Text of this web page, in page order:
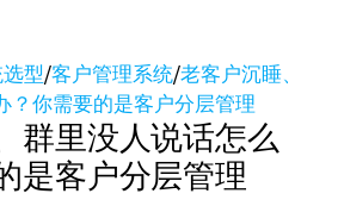
型/客户管理系统/老客户沉睡、
？你需要的是客户分层管理
群里没人说话怎么
是客户分层管理